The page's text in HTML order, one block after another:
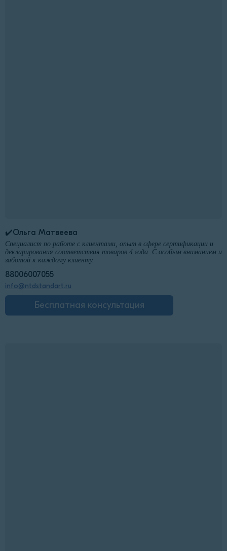
✔️Ольга Матвеева
Специалист по работе с клиентами, опыт в сфере сертификации и
декларирования соответствия товаров 4 года. С особым вниманием и
заботой к каждому клиенту.
88006007055
info@ntdstandart.ru
Бесплатная консультация